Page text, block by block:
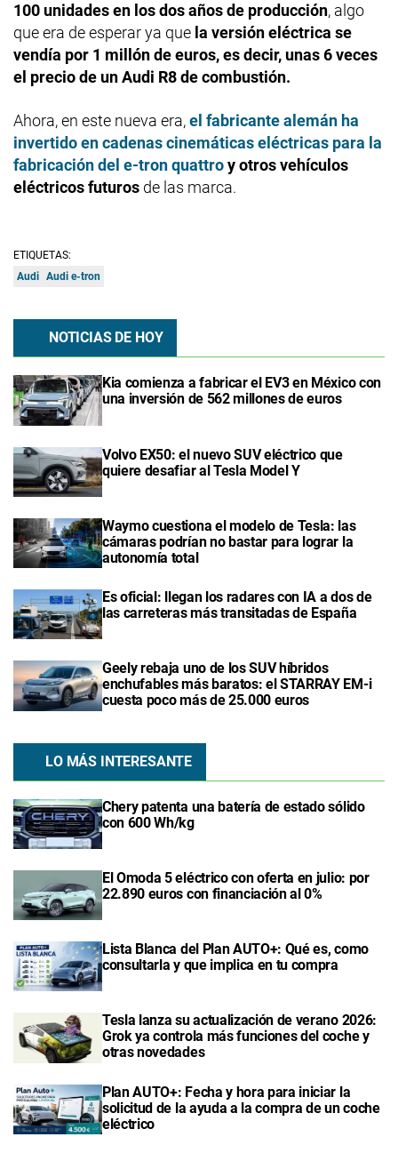
100 unidades en los dos años de producción, algo
que era de esperar ya que la versión eléctrica se
vendía por 1 millón de euros, es decir, unas 6 veces
el precio de un Audi R8 de combustión.
Ahora, en este nueva era,el fabricante alemán ha
invertido en cadenas cinemáticas eléctricas para la
fabricación del e-tron quattroy otros vehículos
eléctricos futuros de las marca.
ETIQUETAS:
Audi Audi e-tron
NOTICIAS DE HOY
Kia comienza a fabricar el EV3 en México con
una inversión de 562 millones de euros
Volvo EX50: el nuevo SUV eléctrico que
quiere desafiar al Tesla Model Y
Waymo cuestiona el modelo de Tesla: las
cámaras podrían no bastar para lograr la
autonomía total
Es oficial: llegan los radares con IA a dos de
las carreteras más transitadas de España
Geely rebaja uno de los SUV híbridos
enchufables más baratos: el STARRAY EM-i
cuesta poco más de 25.000 euros
LO MÁS INTERESANTE
Chery patenta una batería de estado sólido
con 600 Wh/kg
El Omoda 5 eléctrico con oferta en julio: por
22.890 euros con financiación al 0%
Lista Blanca del Plan AUTO+: Qué es, como
consultarla y que implica en tu compra
Tesla lanza su actualización de verano 2026:
Grok ya controla más funciones del coche y
otras novedades
Plan AUTO+: Fecha y hora para iniciar la
solicitud de la ayuda a la compra de un coche
eléctrico